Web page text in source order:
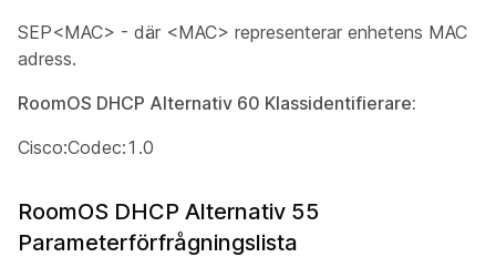
SEP<MAC> - där <MAC> representerar enhetens MAC
adress.
RoomOS DHCP Alternativ 60 Klassidentifierare:
Cisco:Codec:1.0
RoomOS DHCP Alternativ 55
Parameterförfrågningslista